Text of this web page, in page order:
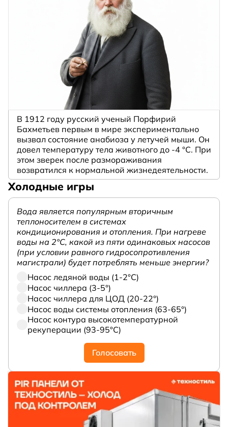
В 1912 году русский ученый Порфирий
Бахметьев первым в мире экспериментально
вызвал состояние анабиоза у летучей мыши. Он
довел температуру тела животного до -4 °C. При
этом зверек после размораживания
возвратился к нормальной жизнедеятельности.
Холодные игры
Вода является популярным вторичным
теплоносителем в системах
кондиционирования и отопления. При нагреве
воды на 2°С, какой из пяти одинаковых насосов
(при условии равного гидросопротивления
магистрали) будет потреблять меньше энергии?
Насос ледяной воды (1-2°С)
Насос чиллера (3-5°)
Насос чиллера для ЦОД (20-22°)
Насос воды системы отопления (63-65°)
Насос контура высокотемпературной
рекуперации (93-95°С)
Голосовать